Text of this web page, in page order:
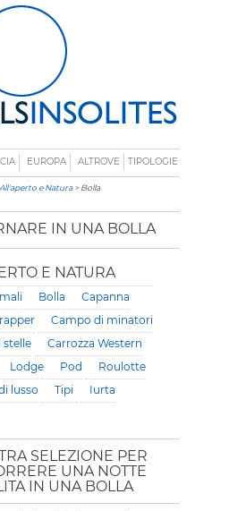
EUROPA ALTROVE TIPOLOGIE
All'aperto e Natura> Bolla
IN UNA BOLLA
E NATURA
Bolla
Capanna
Campo di minatori
stelle
Carrozza Western
Lodge Pod
Roulotte
lusso
Tipi Iurta
SELEZIONE PER
UNA NOTTE
IN UNA BOLLA